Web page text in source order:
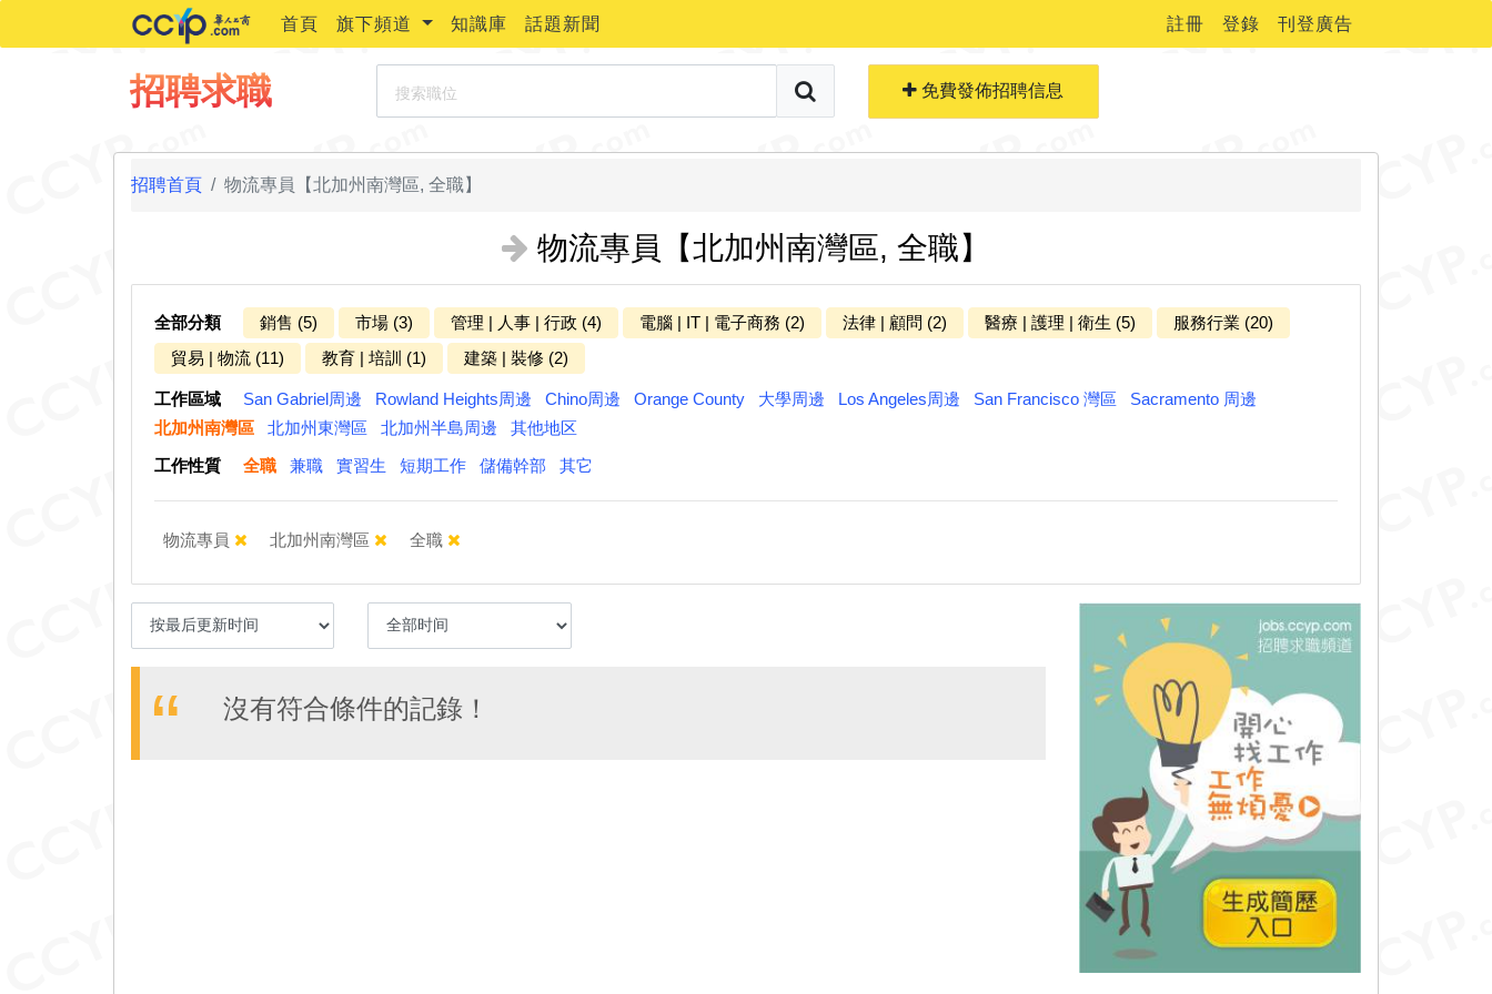
首頁 旗下頻道 知識庫 話題新聞 註冊 登錄 刊登廣告
招聘求職 免費發佈招聘信息
免費生成簡歷
招聘首頁 物流專員【北加州南灣區, 全職】
物流專員【北加州南灣區, 全職】
全部分類 銷售 (5) 市場 (3) 管理 | 人事 | 行政 (4) 電腦 | IT | 電子商務 (2) 法律 | 顧問 (2) 醫療 | 護理 | 衛生 (5)
服務行業 (20)
貿易 | 物流 (11)
教育 | 培訓 (1) 建築 | 裝修 (2)
工作區域 San Gabriel周邊 Rowland Heights周邊 Chino周邊 Orange County 大學周邊 Los Angeles周邊 San Francisco 灣區
Sacramento 周邊
北加州南灣區
北加州東灣區 北加州半島周邊
其他地区
工作性質
全職 兼職 實習生 短期工作 儲備幹部 其它
物流專員 北加州南灣區 全職
沒有符合條件的記錄！